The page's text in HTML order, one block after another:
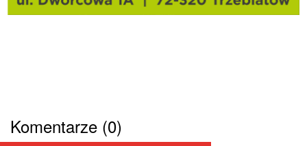
Komentarze (0)